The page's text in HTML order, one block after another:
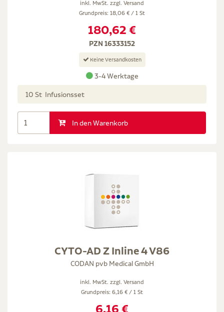
inkl. MwSt. zzgl. Versand
Grundpreis: 18,06 € / 1 St
180,62 €
PZN 16333152
Keine Versandkosten
3-4 Werktage
10 St Infusionsset
In den Warenkorb
CYTO-AD Z Inline 4 V86
CODAN pvb Medical GmbH
inkl. MwSt. zzgl. Versand
Grundpreis: 6,16 € / 1 St